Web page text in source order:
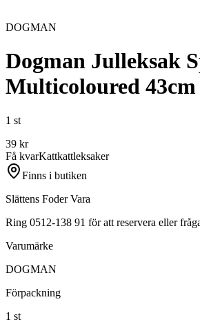
DOGMAN
Dogman Julleksak
Multicoloured 43cm
1 st
39 kr
Få kvarKattkattleksaker
Finns i butiken
Slättens Foder Vara
Ring 0512-138 91 för att reservera eller
Varumärke
DOGMAN
Förpackning
1 st